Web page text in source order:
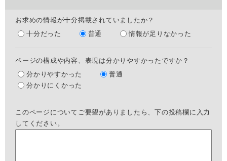
お求めの情報が十分掲載されていましたか？
十分だった
普通 情報が足りなかった
ページの構成や内容、表現は分かりやすかったですか？
分かりやすかった
普通
分かりにくかった
このページについてご要望がありましたら、下の投稿欄に入力
してください。